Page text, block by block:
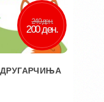
240 ден.
200 ден.
ДРУГАРЧИЊА